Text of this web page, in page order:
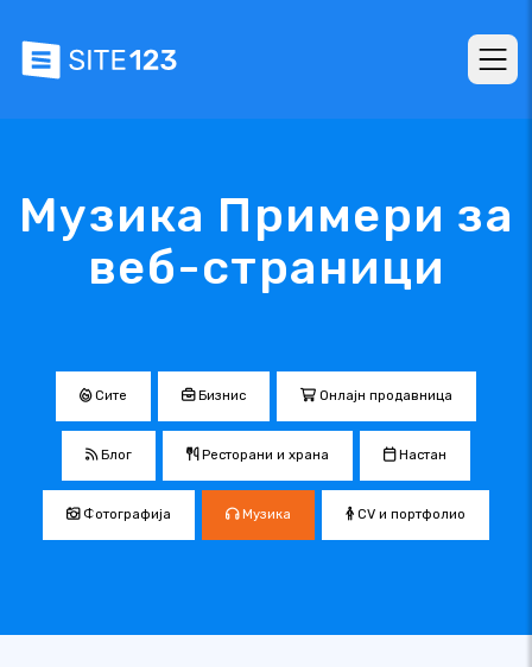
Музика Примери за
веб-страници
Сите Бизнис Онлајн продавница
Блог Ресторани и храна Настан
Фотографија Музика CV и портфолио